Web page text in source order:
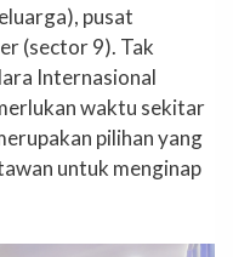
pusat
(sector 9). Tak
Internasional
waktu sekitar
pilihan yang
untuk menginap